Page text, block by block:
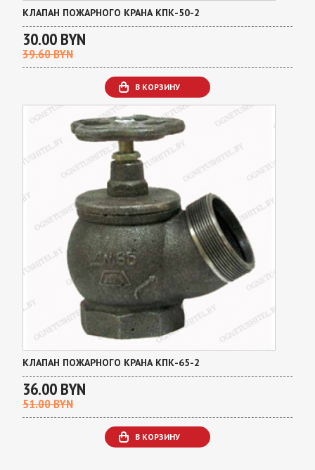
КЛАПАН ПОЖАРНОГО КРАНА КПК-50-2
30.00 BYN
39.60 BYN
В КОРЗИНУ
КЛАПАН ПОЖАРНОГО КРАНА КПК-65-2
36.00 BYN
51.00 BYN
В КОРЗИНУ